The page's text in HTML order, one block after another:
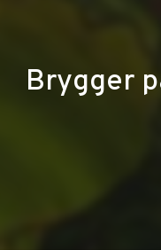
Brygger